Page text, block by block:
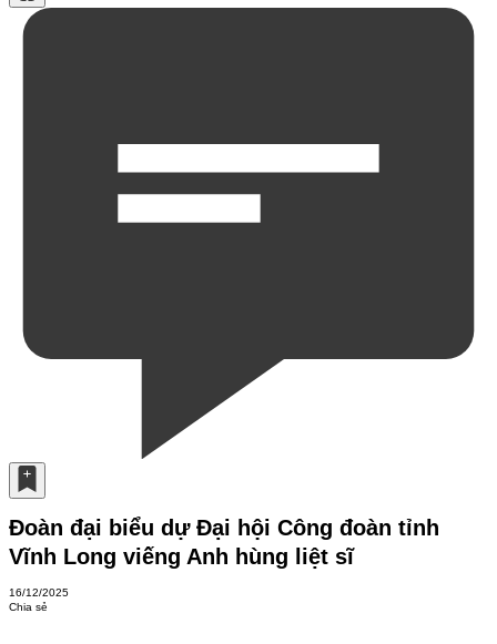
Đoàn đại biểu dự Đại hội Công đoàn tỉnh
Vĩnh Long viếng Anh hùng liệt sĩ
16/12/2025
Chia sẻ